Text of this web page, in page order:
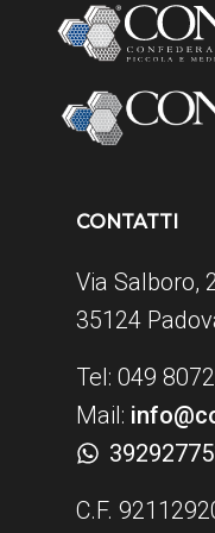
CONTATTI
Via Salboro,
35124
Tel: 049
Mail:
C.F.